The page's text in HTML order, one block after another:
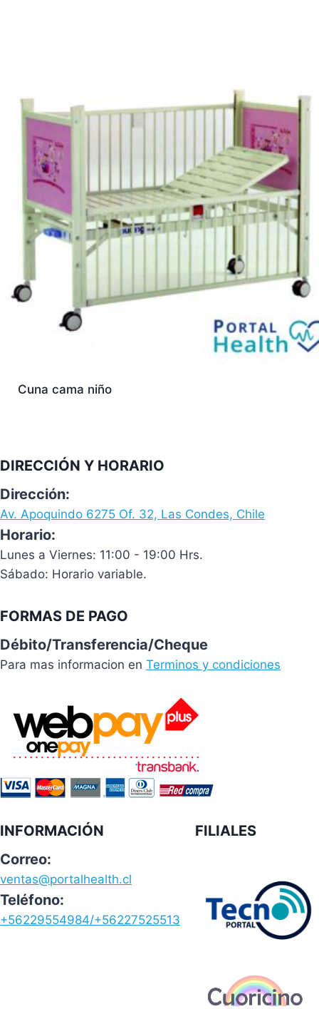
Cuna cama niño
DIRECCIÓN Y HORARIO
Dirección:
Av. Apoquindo 6275 Of. 32, Las Condes, Chile
Horario:
Lunes a Viernes: 11:00 - 19:00 Hrs.
Sábado: Horario variable.
FORMAS DE PAGO
Débito/Transferencia/Cheque
Para mas informacion en Terminos y condiciones
INFORMACIÓN
Correo:
ventas@portalhealth.cl
Teléfono:
+56229554984/+56227525513
FILIALES